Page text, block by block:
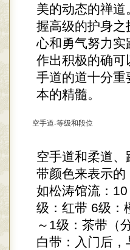
美的动态的禅
握高级的护身
心和勇气努力
作出积极的确
手道的道十分
本的精髓。
空手道-等级和段位
空手道和柔道
带颜色来表示
如松涛馆流：
级：红带 6级：
～1级：茶带（
白带：入门后